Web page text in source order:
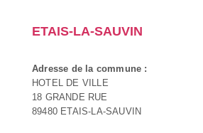
ETAIS-LA-SAUVIN
Adresse de la commune :
HOTEL DE VILLE
18 GRANDE RUE
89480 ETAIS-LA-SAUVIN